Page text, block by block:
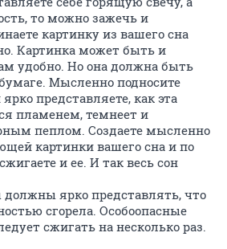
то можно зажечь и
картинку из вашего сна
Картинка может быть и
удобно. Но она должна быть
Мысленно подносите
представляете, как эта
пламенем, темнеет и
пеплом. Создаете мысленно
картинки вашего сна и по
и ее. И так весь сон
должны ярко представлять, что
сгорела. Особоопасные
сжигать на несколько раз.